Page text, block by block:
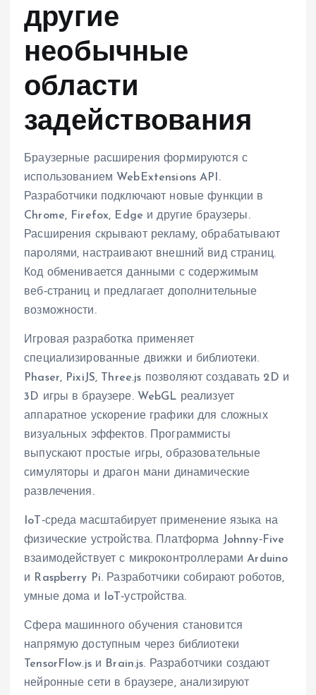
другие
необычные
области
задействования
Браузерные расширения формируются с
использованием WebExtensions API.
Разработчики подключают новые функции в
Chrome, Firefox, Edge и другие браузеры.
Расширения скрывают рекламу, обрабатывают
паролями, настраивают внешний вид страниц.
Код обменивается данными с содержимым
веб‑страниц и предлагает дополнительные
возможности.
Игровая разработка применяет
специализированные движки и библиотеки.
Phaser, PixiJS, Three.js позволяют создавать 2D и
3D игры в браузере. WebGL реализует
аппаратное ускорение графики для сложных
визуальных эффектов. Программисты
выпускают простые игры, образовательные
симуляторы и драгон мани динамические
развлечения.
IoT‑среда масштабирует применение языка на
физические устройства. Платформа Johnny‑Five
взаимодействует с микроконтроллерами Arduino
и Raspberry Pi. Разработчики собирают роботов,
умные дома и IoT‑устройства.
Сфера машинного обучения становится
напрямую доступным через библиотеки
TensorFlow.js и Brain.js. Разработчики создают
нейронные сети в браузере, анализируют